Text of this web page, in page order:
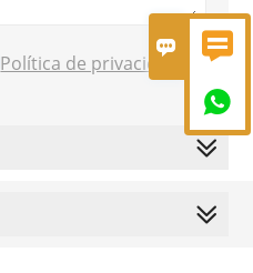
 

Política de privacidad